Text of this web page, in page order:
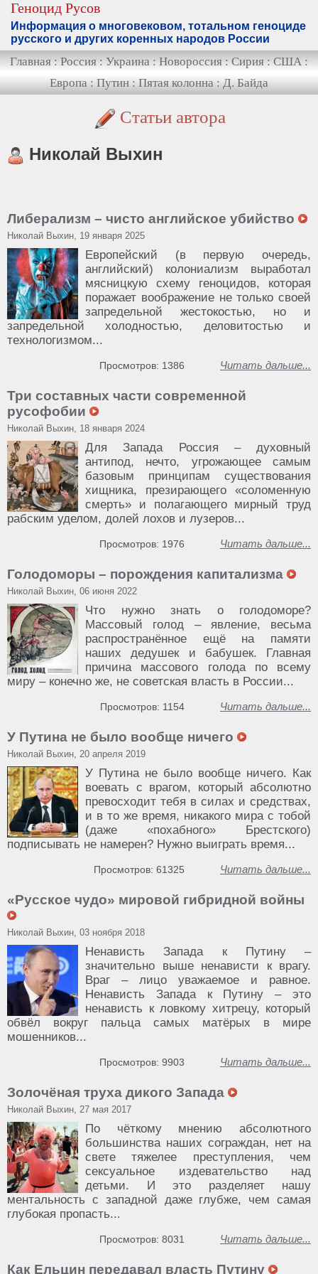
Геноцид Русов
Информация о многовековом, тотальном геноциде
русского и других коренных народов России
Главная : Россия : Украина : Новороссия : Сирия : США :
Европа : Путин : Пятая колонна : Д. Байда
Статьи автора
Николай Выхин
Либерализм – чисто английское убийство
Николай Выхин, 19 января 2025
Европейский (в первую очередь,
английский) колониализм выработал
мясницкую схему геноцидов, которая
поражает воображение не только своей
запредельной жестокостью, но и
запредельной холодностью, деловитостью и
технологизмом...
Читать дальше...
Просмотров: 1386
Три составных части современной
русофобии
Николай Выхин, 18 января 2024
Для Запада Россия – духовный
антипод, нечто, угрожающее самым
базовым принципам существования
хищника, презирающего «соломенную
смерть» и полагающего мирный труд
рабским уделом, долей лохов и лузеров...
Читать дальше...
Просмотров: 1976
Голодоморы – порождения капитализма
Николай Выхин, 06 июня 2022
Что нужно знать о голодоморе?
Массовый голод – явление, весьма
распространённое ещё на памяти
наших дедушек и бабушек. Главная
причина массового голода по всему
миру – конечно же, не советская власть в России...
Читать дальше...
Просмотров: 1154
У Путина не было вообще ничего
Николай Выхин, 20 апреля 2019
У Путина не было вообще ничего. Как
воевать с врагом, который абсолютно
превосходит тебя в силах и средствах,
и в то же время, никакого мира с тобой
(даже «похабного» Брестского)
подписывать не намерен? Нужно выиграть время...
Читать дальше...
Просмотров: 61325
«Русское чудо» мировой гибридной войны
Николай Выхин, 03 ноября 2018
Ненависть Запада к Путину –
значительно выше ненависти к врагу.
Враг – лицо уважаемое и равное.
Ненависть Запада к Путину – это
ненависть к ловкому хитрецу, который
обвёл вокруг пальца самых матёрых в мире
мошенников...
Читать дальше...
Просмотров: 9903
Золочёная труха дикого Запада
Николай Выхин, 27 мая 2017
По чёткому мнению абсолютного
большинства наших сограждан, нет на
свете тяжелее преступления, чем
сексуальное издевательство над
детьми. И это разделяет нашу
ментальность с западной даже глубже, чем самая
глубокая пропасть...
Читать дальше...
Просмотров: 8031
Как Ельцин передавал власть Путину